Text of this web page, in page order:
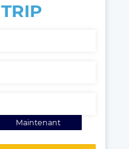
Maintenant